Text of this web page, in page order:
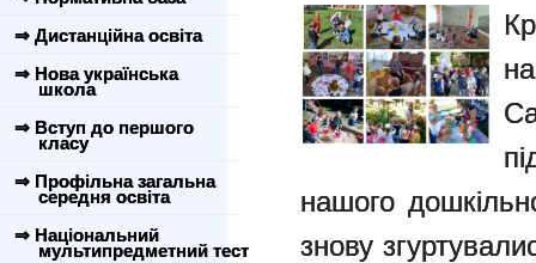
⇒ Дистанційна освіта
⇒ Нова українська
школа
⇒ Вступ до першого
класу
⇒ Профільна загальна
середня освіта
⇒ Національний
мультипредметний тест
нашого
знову